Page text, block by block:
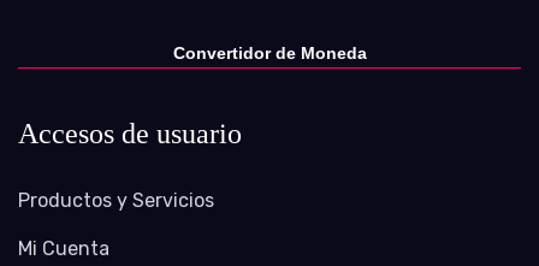
Convertidor de Moneda
Accesos de usuario
Productos y Servicios
Mi Cuenta